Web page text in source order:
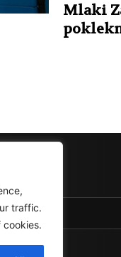
traffic.
cookies.
Mlaki